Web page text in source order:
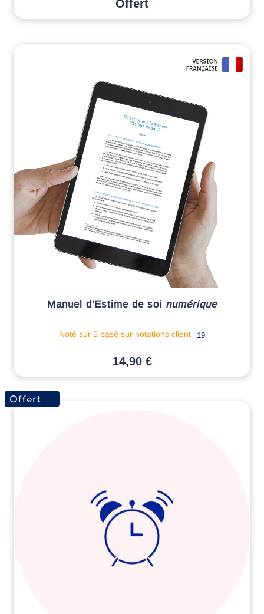
Manuel d'Estime de soi numérique
Noté sur 5 basé sur notations client 19
14,90€
Offert